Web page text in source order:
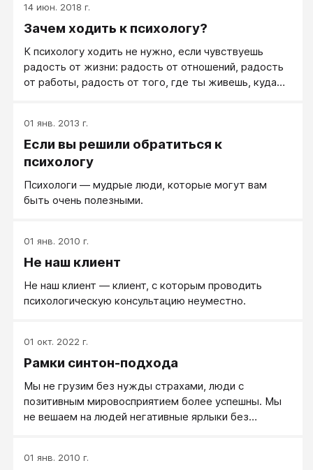
14 июн. 2018 г.
Зачем ходить к психологу?
К психологу ходить не нужно, если чувствуешь
радость от жизни: радость от отношений, радость
от работы, радость от того, где ты живешь, куда
мыслей... никакой неудовлетворенности... никакого
зависания в противоречивых желаниях и страхах...
01 янв. 2013 г.
Если вы решили обратиться к
психологу
Психологи — мудрые люди, которые могут вам
быть очень полезными.
01 янв. 2010 г.
Не наш клиент
Не наш клиент — клиент, с которым проводить
психологическую консультацию неуместно.
01 окт. 2022 г.
Рамки синтон-подхода
Мы не грузим без нужды страхами, люди с
позитивным мировосприятием более успешны. Мы
не вешаем на людей негативные ярлыки без
01 янв. 2010 г.